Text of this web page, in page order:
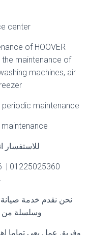
center
of HOOVER
maintenance of
machines, air
maintenance
maintenance
للاستفسار
نحن نقدم خدمة
وسلسلة من
وفريق عمل يعي تماما